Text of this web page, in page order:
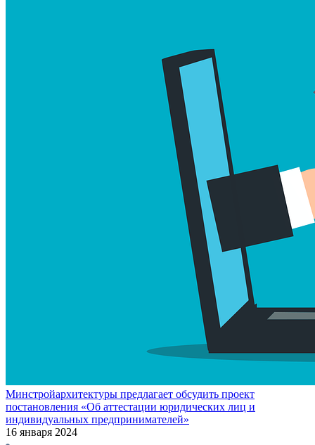
Минстройархитектуры предлагает обсудить проект
постановления «Об аттестации юридических лиц и
индивидуальных предпринимателей»
16 января 2024